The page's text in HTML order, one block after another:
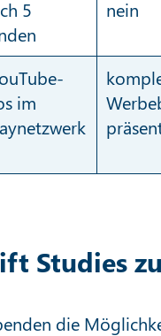
5
nein
im
Studies
die